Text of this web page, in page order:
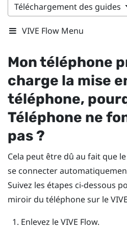
Téléchargement des guides
VIVE Flow Menu
Mon téléphone
charge la mise
téléphone,
Téléphone ne
pas ?
Cela peut être dû au fait que le
se connecter
Suivez les étapes ci-dessous
miroir du téléphone sur le
Enlevez leVIVE Flow.